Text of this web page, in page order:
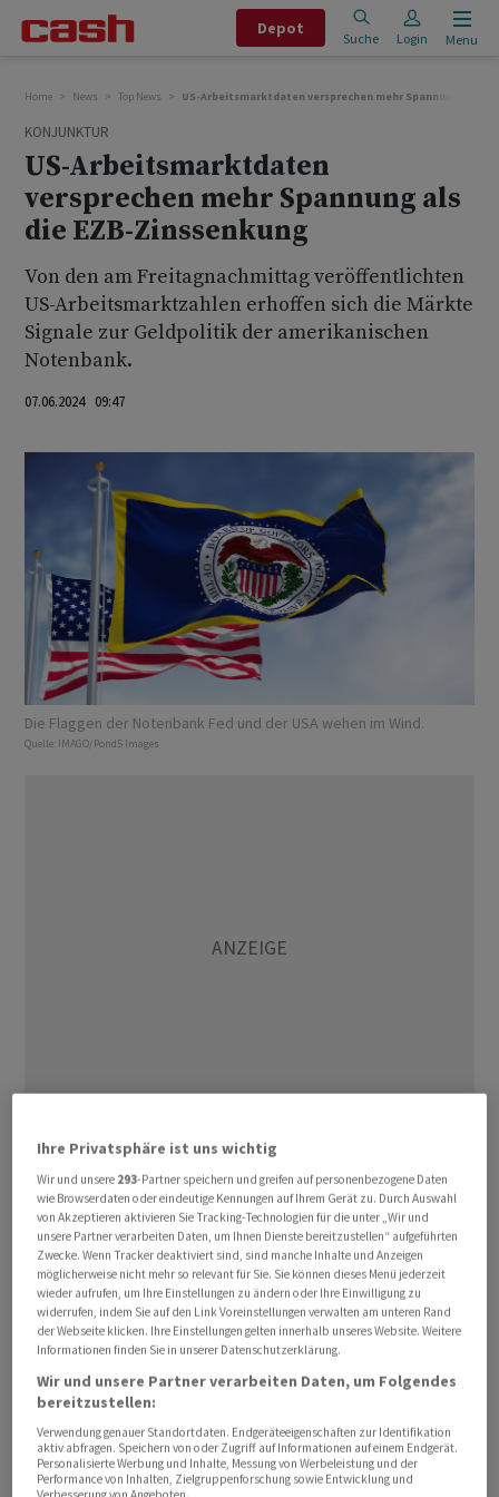
Depot
Suche Login Menu
Home News Top News US-Arbeitsmarktdaten versprechen mehr Spannung als
KONJUNKTUR
US-Arbeitsmarktdaten
versprechen mehr Spannung als
die EZB-Zinssenkung
Von den am Freitagnachmittag veröffentlichten
US-Arbeitsmarktzahlen erhoffen sich die Märkte
Signale zur Geldpolitik der amerikanischen
Notenbank.
07.06.2024 09:47
Die Flaggen der Notenbank Fed und der USA wehen im Wind.
Quelle: IMAGO/Pond5 Images
Die US-Arbeitsmarktdaten, die am Freitagnachmittag
um 14:30 Uhr mitteleuropäische Zeit veröffentlicht
werden, dürften an den Märkten für mehr Aufregung
sorgen als die Zinssenkung durch die Europäische
Zentralbank von gestern Donnerstag.
Die US-Notenbank Fed will die Inflation eindämmen
und dabei auch den heiss gelaufenen Arbeitsmarkt
abkühlen. Wegen der hartnäckigen Inflation wird an den
Finanzmärkten nicht vor September mit einer
Leitzinssenkung gerechnet. Da weiter heftig über den
Zeitpunkt einer US-Zinssenkung spekuliert wird,
erhoffen sich Börsianer von den am Nachmittag
Ihre Privatsphäre ist uns wichtig
Wir und unsere 293-Partner speichern und greifen auf personenbezogene Daten
wie Browserdaten oder eindeutige Kennungen auf Ihrem Gerät zu. Durch Auswahl
von Akzeptieren aktivieren Sie Tracking-Technologien für die unter „Wir und
unsere Partner verarbeiten Daten, um Ihnen Dienste bereitzustellen“ aufgeführten
Zwecke. Wenn Tracker deaktiviert sind, sind manche Inhalte und Anzeigen
möglicherweise nicht mehr so relevant für Sie. Sie können dieses Menü jederzeit
wieder aufrufen, um Ihre Einstellungen zu ändern oder Ihre Einwilligung zu
widerrufen, indem Sie auf den Link Voreinstellungen verwalten am unteren Rand
der Webseite klicken. Ihre Einstellungen gelten innerhalb unseres Website. Weitere
Informationen finden Sie in unserer Datenschutzerklärung.
Wir und unsere Partner verarbeiten Daten, um Folgendes
bereitzustellen:
Verwendung genauer Standortdaten. Endgeräteeigenschaften zur Identifikation
aktiv abfragen. Speichern von oder Zugriff auf Informationen auf einem Endgerät.
Personalisierte Werbung und Inhalte, Messung von Werbeleistung und der
Performance von Inhalten, Zielgruppenforschung sowie Entwicklung und